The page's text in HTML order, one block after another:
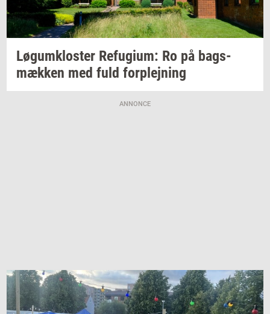
Løgum­klo­ster Re­fu­gi­um: Ro på bags­
mæk­ken med fuld for­plej­ning
ANNONCE